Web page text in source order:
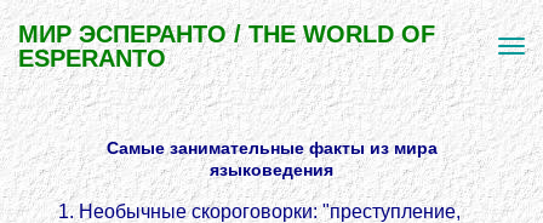
МИР ЭСПЕРАНТО / THE WORLD OF
ESPERANTO
Самые занимательные факты из мира
языковедения
1. Необычные скороговорки: "преступление,